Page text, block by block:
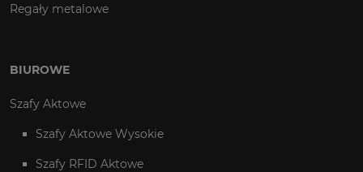
Regały metalowe
BIUROWE
Szafy Aktowe
Szafy Aktowe Wysokie
Szafy RFID Aktowe